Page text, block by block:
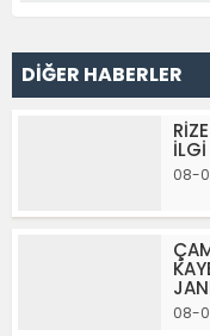
DİĞER HABERLER
İLGİ
08-
08-